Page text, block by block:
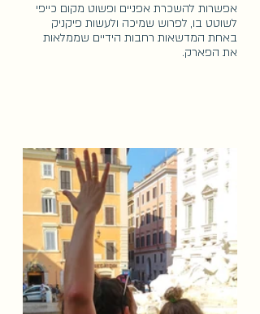
אפשרות להשכרת אפניים ופשוט מקום כייפי
לשוטט בו, לפרוש שמיכה ולעשות פיקניק
באחת המדשאות רחבות הידיים שממלאות
את הפארק.